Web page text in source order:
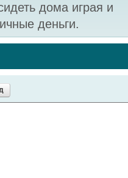
дома играя и
деньги.